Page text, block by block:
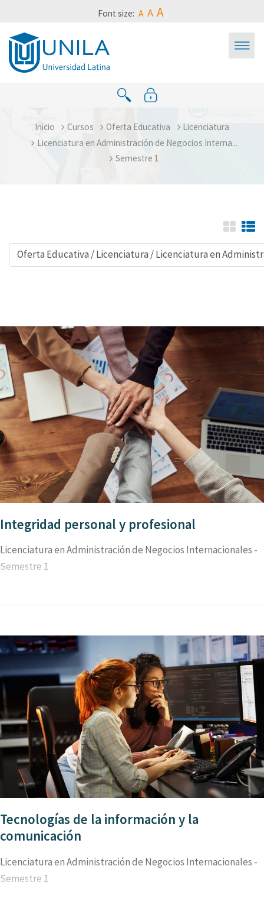
Saltar al contenido principalFont size: A A A
Inicio Cursos Oferta Educativa
Licenciatura
Licenciatura en Administración de Negocios Interna...
Semestre 1
Categorías
Integridad personal y profesional
Licenciatura en Administración de Negocios Internacionales -
Semestre 1
Tecnologías de la información y la
comunicación
Licenciatura en Administración de Negocios Internacionales -
Semestre 1